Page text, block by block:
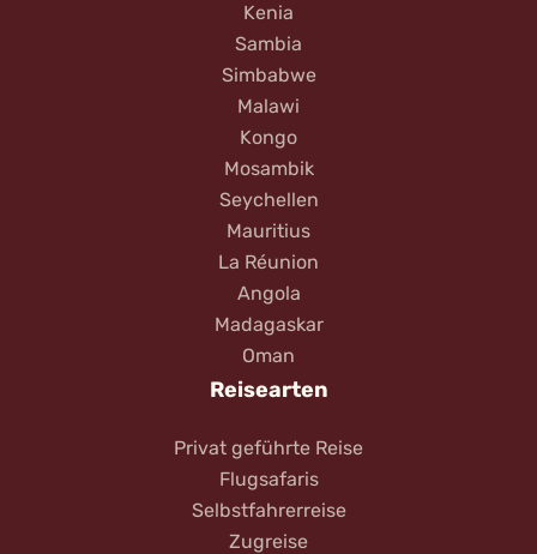
Kenia
Sambia
Simbabwe
Malawi
Kongo
Mosambik
Seychellen
Mauritius
La Réunion
Angola
Madagaskar
Oman
Reisearten
Privat geführte Reise
Flugsafaris
Selbstfahrerreise
Zugreise